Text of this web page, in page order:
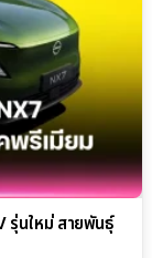
รุ่นใหม่ สายพันธุ์